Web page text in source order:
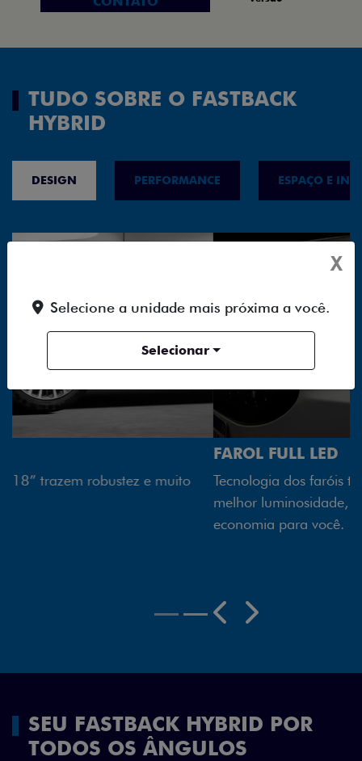
TUDO SOBRE O FASTBACK
HYBRID
DESIGN PERFORMANCE ESPAÇO E
Tecnologia dos faróis totalmente em LED garante
melhor luminosidade, maior durabilidade e mais
SEU FASTBACK HYBRID POR
TODOS OS ÂNGULOS
X
Selecione a unidade mais próxima a você.
Selecionar